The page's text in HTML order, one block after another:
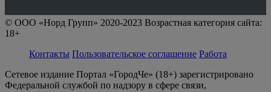
© ООО «Норд Групп» 2020-2023 Возрастная категория сайта:
18+
Контакты Пользовательское соглашение Работа
Сетевое издание Портал «ГородЧе» (18+) зарегистрировано
Федеральной службой по надзору в сфере связи,